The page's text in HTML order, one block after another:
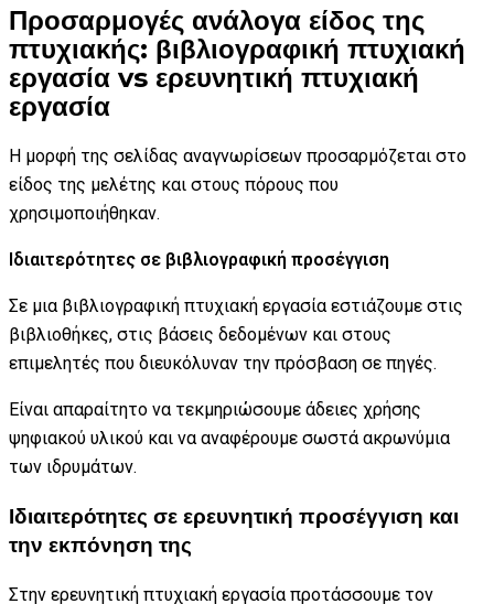
Προσαρμογές ανάλογα είδος της
πτυχιακής: βιβλιογραφική πτυχιακή
εργασία vs ερευνητική πτυχιακή
εργασία
Η μορφή της σελίδας αναγνωρίσεων προσαρμόζεται στο
είδος της μελέτης και στους πόρους που
χρησιμοποιήθηκαν.
Ιδιαιτερότητες σε βιβλιογραφική προσέγγιση
Σε μια βιβλιογραφική πτυχιακή εργασία εστιάζουμε στις
βιβλιοθήκες, στις βάσεις δεδομένων και στους
επιμελητές που διευκόλυναν την πρόσβαση σε πηγές.
Είναι απαραίτητο να τεκμηριώσουμε άδειες χρήσης
ψηφιακού υλικού και να αναφέρουμε σωστά ακρωνύμια
των ιδρυμάτων.
Ιδιαιτερότητες σε ερευνητική προσέγγιση και
την εκπόνηση της
Στην ερευνητική πτυχιακή εργασία προτάσσουμε τον